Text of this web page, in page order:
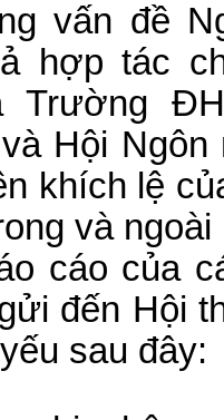
vấn đề
hợp tác
Trường
Hội
khích lệ
và
cáo của
đến Hội
sau đây: